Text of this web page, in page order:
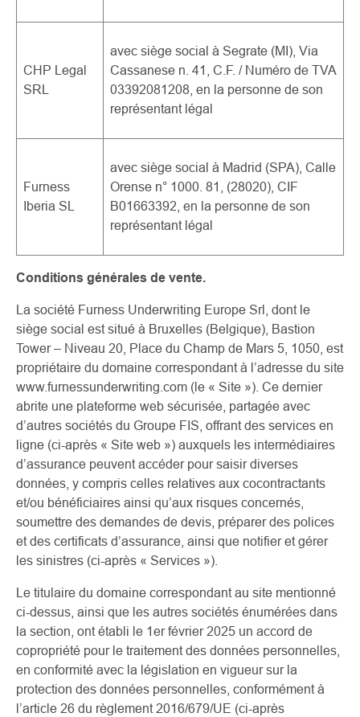
CHP Legal
SRL
avec siège social à Segrate (MI), Via
Cassanese n. 41, C.F. / Numéro de TVA
03392081208, en la personne de son
représentant légal
Furness
Iberia SL
avec siège social à Madrid (SPA), Calle
Orense n° 1000. 81, (28020), CIF
B01663392, en la personne de son
représentant légal
Conditions générales de vente.
La société Furness Underwriting Europe Srl, dont le
siège social est situé à Bruxelles (Belgique), Bastion
Tower – Niveau 20, Place du Champ de Mars 5, 1050, est
propriétaire du domaine correspondant à l’adresse du site
www.furnessunderwriting.com (le « Site »). Ce dernier
abrite une plateforme web sécurisée, partagée avec
d’autres sociétés du Groupe FIS, offrant des services en
ligne (ci-après « Site web ») auxquels les intermédiaires
d’assurance peuvent accéder pour saisir diverses
données, y compris celles relatives aux cocontractants
et/ou bénéficiaires ainsi qu’aux risques concernés,
soumettre des demandes de devis, préparer des polices
et des certificats d’assurance, ainsi que notifier et gérer
les sinistres (ci-après « Services »).
Le titulaire du domaine correspondant au site mentionné
ci-dessus, ainsi que les autres sociétés énumérées dans
la section, ont établi le 1er février 2025 un accord de
copropriété pour le traitement des données personnelles,
en conformité avec la législation en vigueur sur la
protection des données personnelles, conformément à
l’article 26 du règlement 2016/679/UE (ci-après